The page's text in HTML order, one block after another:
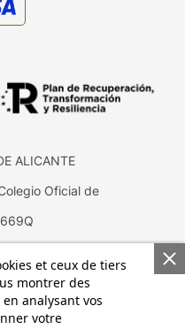
ALICANTE
Oficial de
et ceux de tiers
montrer des
analysant vos
votre